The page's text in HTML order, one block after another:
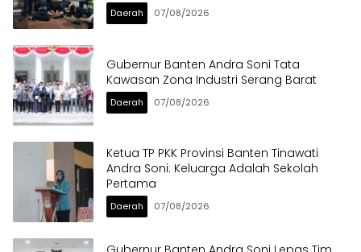
Daerah 07/08/2026
Gubernur Banten Andra Soni Tata
Kawasan Zona Industri Serang Barat
Daerah 07/08/2026
Ketua TP PKK Provinsi Banten Tinawati
Andra Soni: Keluarga Adalah Sekolah
Pertama
Daerah 07/08/2026